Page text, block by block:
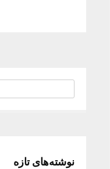
نوشته‌های تازه